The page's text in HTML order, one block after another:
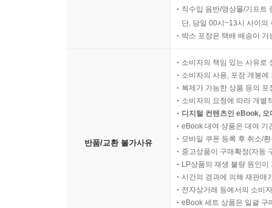
직수입 음반/영상물/기프트
단, 당일 00시~13시 사이의
박스 포장은 택배 배송이
반품/교환 불가사유
소비자의 책임 있는 사유로
소비자의 사용, 포장 개봉
복제가 가능한 상품 등의
소비자의 요청에 따라 개별
디지털 컨텐츠인 eBook,
eBook 대여 상품은 대여 기
모바일 쿠폰 등록 후 취소/
중고상품이 구매확정(자동
LP상품의 재생 불량 원인
시간의 경과에 의해 재판매
전자상거래 등에서의 소비
eBook 세트 상품은 일괄 구